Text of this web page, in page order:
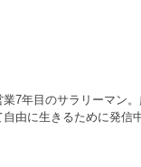
業7年目のサラリーマン
由に生きるために発信中